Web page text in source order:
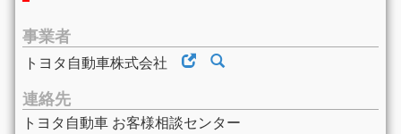
事業者
トヨタ自動車株式会社
連絡先
トヨタ自動車 お客様相談センター